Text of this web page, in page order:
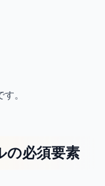
。
の必須要素